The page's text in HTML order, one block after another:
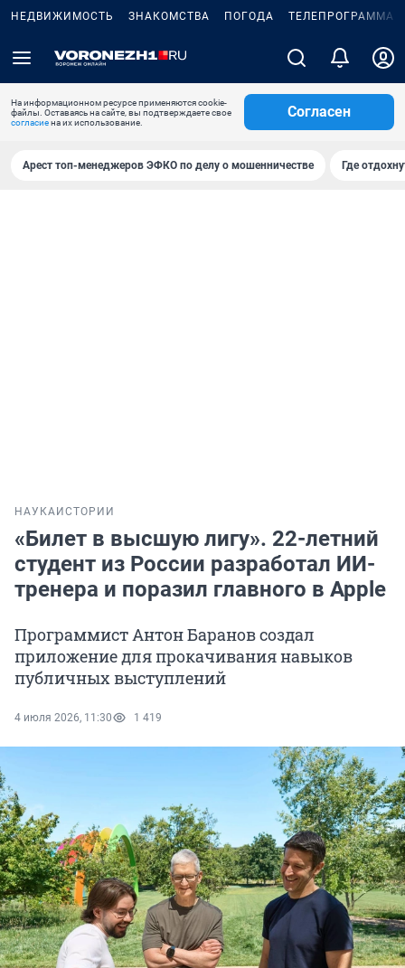
НЕДВИЖИМОСТЬ ЗНАКОМСТВА ПОГОДА ТЕЛЕПРОГРАММА
На информационном ресурсе применяются cookie-
файлы. Оставаясь на сайте, вы подтверждаете свое
согласиена их использование.
Согласен
Арест топ-менеджеров ЭФКО по делу о мошенничестве Где
НАУКА ИСТОРИИ
«Билет в высшую лигу». 22-летний
студент из России разработал ИИ-
тренера и поразил главного в Apple
Программист Антон Баранов создал
приложение для прокачивания навыков
публичных выступлений
4 июля 2026, 11:30 1 419